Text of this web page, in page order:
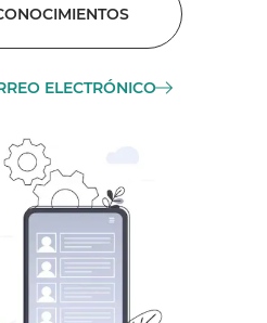
ELECTRÓNICO